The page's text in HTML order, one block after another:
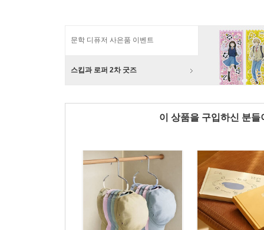
문학 디퓨저 사은품 이벤트
스킵과 로퍼 2차 굿즈
이 상품을 구입하신 분